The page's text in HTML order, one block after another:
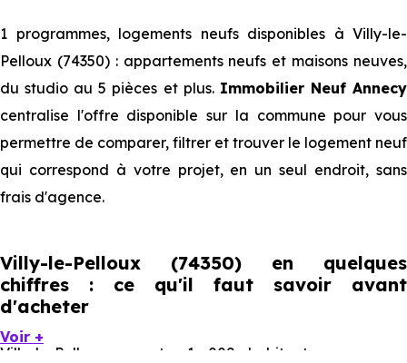
1 programmes, logements neufs disponibles à Villy-le-
Pelloux (74350) : appartements neufs et maisons neuves,
du studio au 5 pièces et plus. Immobilier Neuf Annecy
centralise l'offre disponible sur la commune pour vous
permettre de comparer, filtrer et trouver le logement neuf
qui correspond à votre projet, en un seul endroit, sans
frais d'agence.
Villy-le-Pelloux (74350) en quelques
chiffres : ce qu'il faut savoir avant
d'acheter
Villy-le-Pelloux compte 1 009 habitants, avec une
Voir +